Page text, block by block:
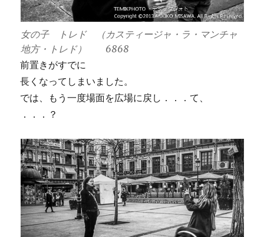
女の子 トレド （カスティージャ・ラ・マンチャ
地方・トレド） 6868
前置きがすでに
長くなってしまいました。
では、もう一度場面を広場に戻し．．．て、
．．．？